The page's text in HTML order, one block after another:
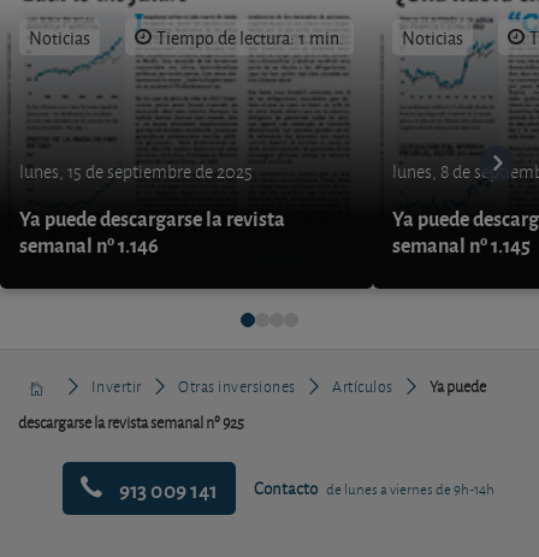
Noticias Tiempo de lectura: 1 min.
lunes, 15 de septiembre de 2025
Ya puede descargarse la revista
semanal nº 1.146
Noticias
lunes, 8 de
Ya puede
semanal nº 1.145
Invertir Otras inversiones Artículos
Ya puede
descargarse la revista semanal nº 925
913 009 141 Contacto de lunes a viernes de 9h-14h